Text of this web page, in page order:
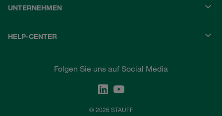
UNTERNEHMEN
HELP-CENTER
Folgen Sie uns auf Social Media
© 2026 STAUFF